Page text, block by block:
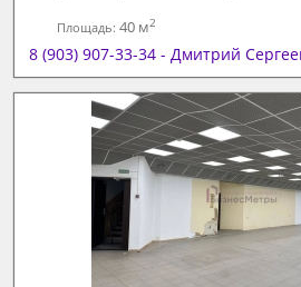
Площадь:40 м2
8 (903) 907-33-34 - Дмитрий